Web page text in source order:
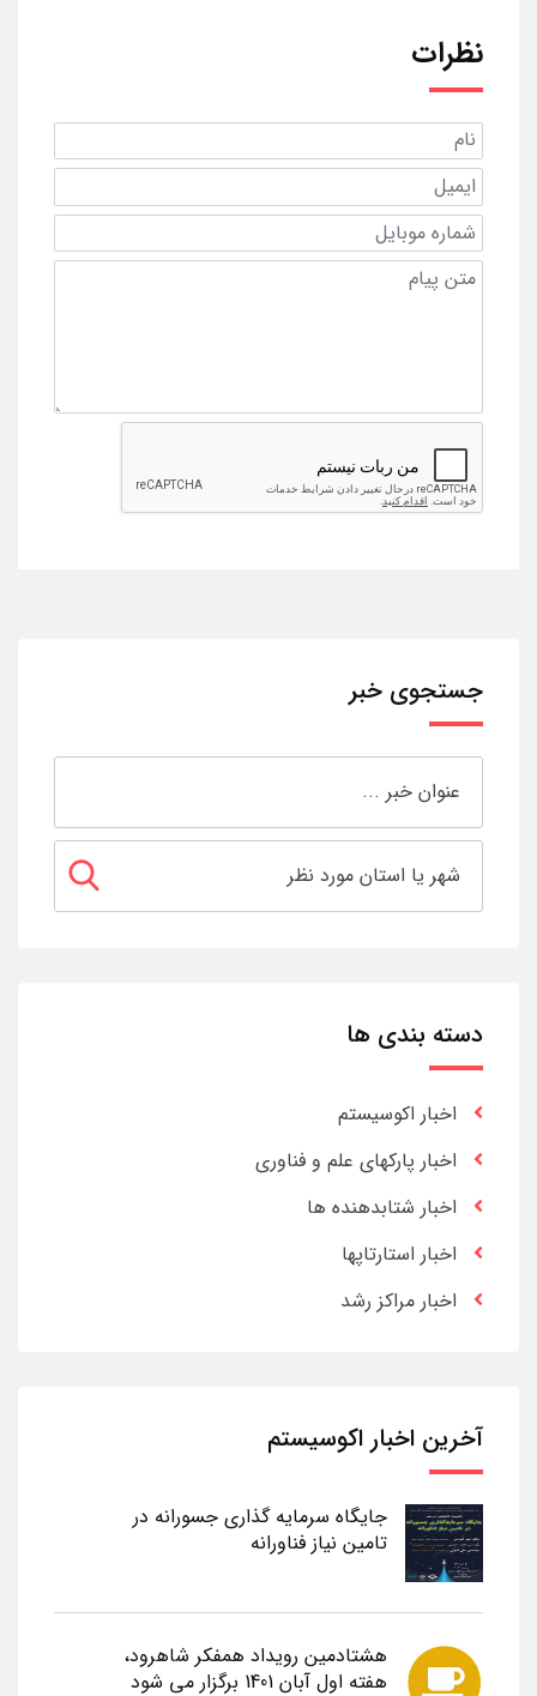
نظرات
جستجوی خبر
دسته بندی ها
اخبار اکوسیستم
اخبار پارکهای علم و فناوری
اخبار شتابدهنده ها
اخبار استارتاپها
اخبار مراکز رشد
آخرین اخبار اکوسیستم
جایگاه سرمایه گذاری جسورانه در
تامین نیاز فناورانه
هشتادمین رویداد همفکر شاهرود،
هفته اول آبان 1401 برگزار می شود